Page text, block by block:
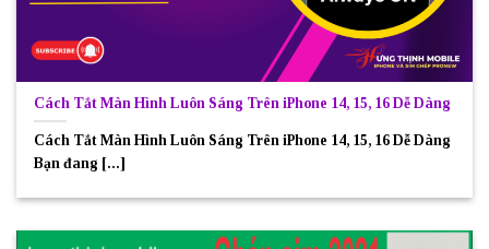
Cách Tắt Màn Hình Luôn Sáng Trên iPhone 14, 15, 16 Dễ Dàng
Cách Tắt Màn Hình Luôn Sáng Trên iPhone 14, 15, 16 Dễ Dàng
Bạn đang [...]